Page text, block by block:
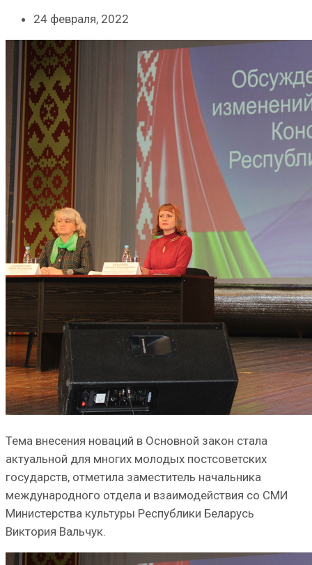
24 февраля, 2022
Тема внесения новаций в Основной закон стала
актуальной для многих молодых постсоветских
государств, отметила заместитель начальника
международного отдела и взаимодействия со СМИ
Министерства культуры Республики Беларусь
Виктория Вальчук.